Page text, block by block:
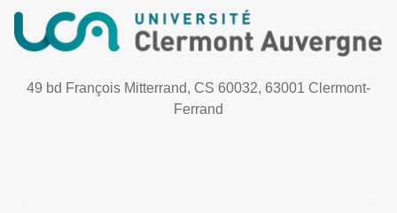
49 bd François Mitterrand, CS 60032, 63001 Clermont-
Ferrand